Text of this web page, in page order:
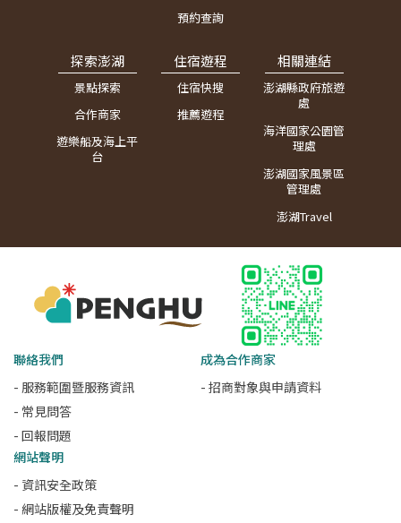
預約查詢
探索澎湖
景點探索
合作商家
遊樂船及海上平
台
住宿遊程
住宿快搜
推薦遊程
相關連結
澎湖縣政府旅遊
處
海洋國家公園管
理處
澎湖國家風景區
管理處
澎湖Travel
聯絡我們
- 服務範圍暨服務資訊
- 常見問答
- 回報問題
成為合作商家
- 招商對象與申請資料
網站聲明
- 資訊安全政策
- 網站版權及免責聲明